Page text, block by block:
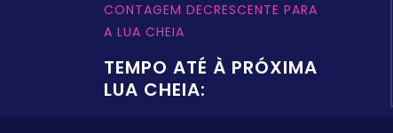
CONTAGEM DECRESCENTE PARA
A LUA CHEIA
TEMPO ATÉ À PRÓXIMA
LUA CHEIA: